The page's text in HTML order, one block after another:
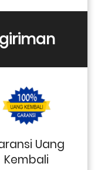
Uang
Kembali